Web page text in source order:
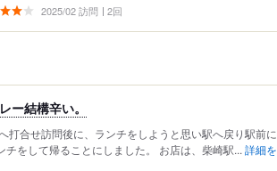
2025/02 訪問 2回
ー結構辛い。
打合せ訪問後に、ランチをしようと思い駅へ戻り駅前に
をして帰ることにしました。 お店は、柴崎駅... 詳細を